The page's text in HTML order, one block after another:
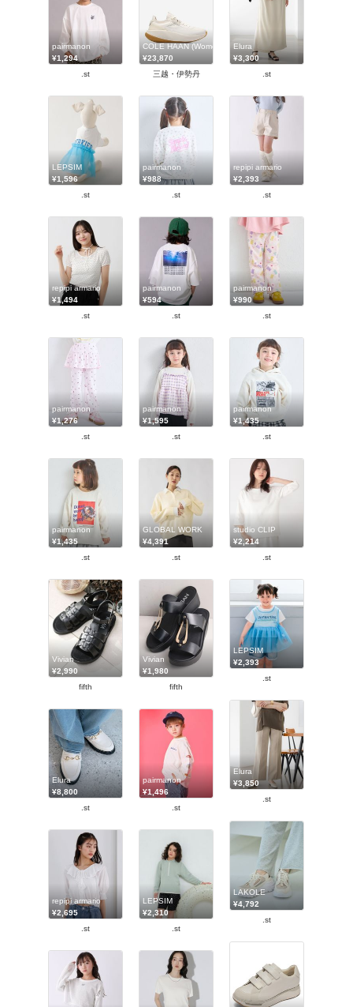
pairmanon
¥1,294
.st
COLE HAAN (Women)/コール ハーン
¥23,870
三越・伊勢丹
Elura
¥3,300
.st
LEPSIM
¥1,596
.st
pairmanon
¥988
.st
repipi armario
¥2,393
.st
repipi armario
¥1,494
.st
pairmanon
¥594
.st
pairmanon
¥990
.st
pairmanon
¥1,276
.st
pairmanon
¥1,595
.st
pairmanon
¥1,435
.st
pairmanon
¥1,435
.st
GLOBAL WORK
¥4,391
.st
studio CLIP
¥2,214
.st
Vivian
¥2,990
fifth
Vivian
¥1,980
fifth
LEPSIM
¥2,393
.st
Elura
¥3,850
.st
Elura
¥8,800
.st
pairmanon
¥1,496
.st
LAKOLE
¥4,792
.st
repipi armario
¥2,695
.st
LEPSIM
¥2,310
.st